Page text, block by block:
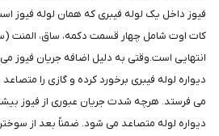
فیوز داخل یک لوله فیبری که همان لوله فیوز
کات اوت شامل چهار قسمت دکمه، ساق،
انتهایی است.وقتی به دلیل اضافه جریان فیوز
دیواره لوله فیبری برخورد کرده و گازی را
می فرستد. هرچه شدت جریان عبوری از فیوز
دیواره لوله متصاعد می شود. ضمناً بعد از